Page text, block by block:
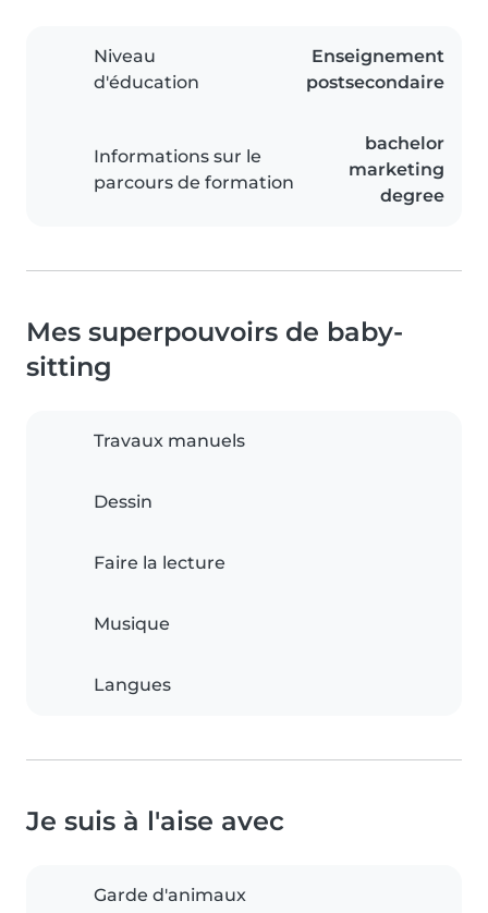
Niveau
d'éducation
Enseignement
postsecondaire
Informations sur le
parcours de formation
bachelor
marketing
degree
Mes superpouvoirs de baby-
sitting
Travaux manuels
Dessin
Faire la lecture
Musique
Langues
Je suis à l'aise avec
Garde d'animaux